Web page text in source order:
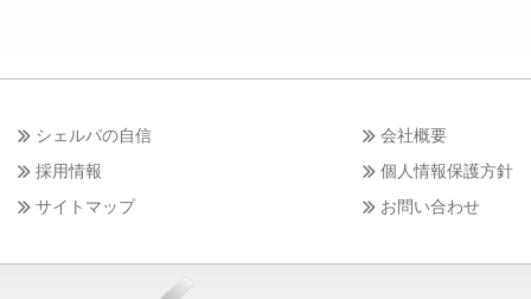
シェルパの自信
会社概要
採用情報
個人情報保護方針
サイトマップ
お問い合わせ